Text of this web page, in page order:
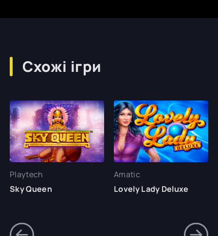
Схожі ігри
Playtech
Sky Queen
Amatic
Lovely Lady Deluxe